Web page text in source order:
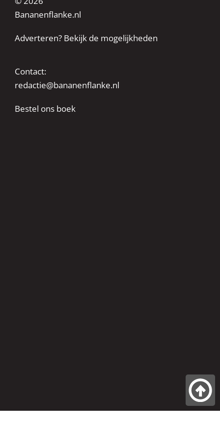
Bananenflanke.nl
Adverteren? Bekijk de mogelijkheden
Contact:
redactie@bananenflanke.nl
Bestel ons boek